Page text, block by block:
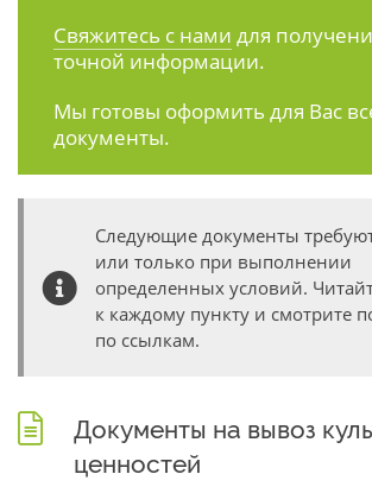
Свяжитесь с нами для
точной информации.
Мы готовы оформить для Вас
документы.
Следующие документы
или только при выполнении
определенных условий.
к каждому пункту и смотрите
по ссылкам.
Документы на вывоз
ценностей